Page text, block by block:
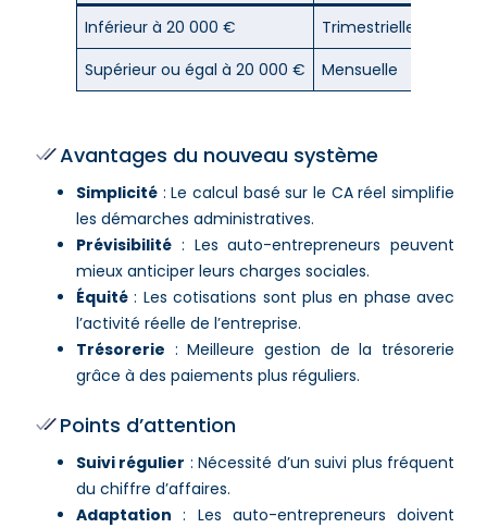
Inférieur à 20 000 €
Trimestrielle
Supérieur ou égal à 20 000 €
Mensuelle
Avantages du nouveau système
Simplicité : Le calcul basé sur le CA réel simplifie
les démarches administratives.
Prévisibilité : Les auto-entrepreneurs peuvent
mieux anticiper leurs charges sociales.
Équité : Les cotisations sont plus en phase avec
l’activité réelle de l’entreprise.
Trésorerie : Meilleure gestion de la trésorerie
grâce à des paiements plus réguliers.
Points d’attention
Suivi régulier : Nécessité d’un suivi plus fréquent
du chiffre d’affaires.
Adaptation : Les auto-entrepreneurs doivent